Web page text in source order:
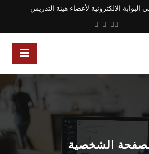
البوابة الالكترونية لأعضاء هيئة التدريس
الشخصية